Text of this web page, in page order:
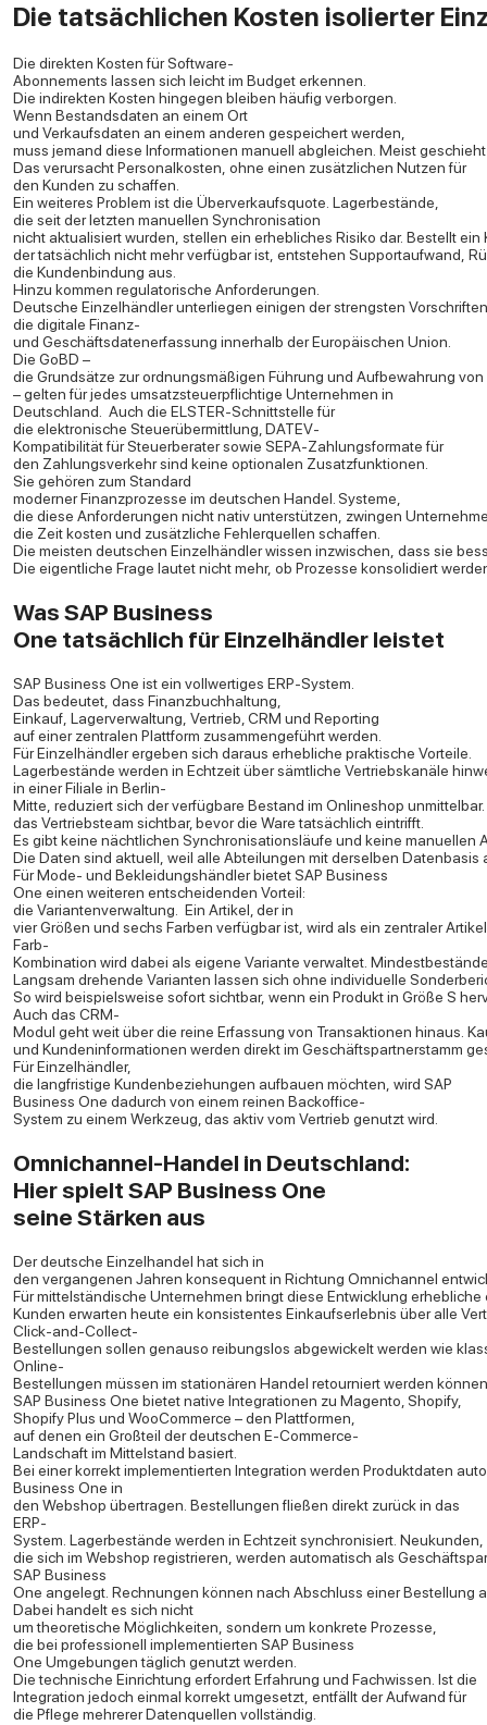
Die tatsächlichen Kosten isolierter
Die direkten Kosten für Software-
Abonnements lassen sich leicht im Budget erkennen.
Die indirekten Kosten hingegen bleiben häufig verborgen.
Wenn Bestandsdaten an einem Ort
und Verkaufsdaten an einem anderen gespeichert werden,
muss jemand diese Informationen manuell abgleichen. Meist
Das verursacht Personalkosten, ohne einen zusätzlichen Nutzen für
den Kunden zu schaffen.
Ein weiteres Problem ist die Überverkaufsquote. Lagerbestände,
die seit der letzten manuellen Synchronisation
nicht aktualisiert wurden, stellen ein erhebliches Risiko dar. Bestellt ein
der tatsächlich nicht mehr verfügbar ist, entstehen Supportaufwand,
die Kundenbindung aus.
Hinzu kommen regulatorische Anforderungen.
Deutsche Einzelhändler unterliegen einigen der strengsten
die digitale Finanz-
und Geschäftsdatenerfassung innerhalb der Europäischen Union.
Die GoBD –
die Grundsätze zur ordnungsmäßigen Führung und Aufbewahrung
– gelten für jedes umsatzsteuerpflichtige Unternehmen in
Deutschland. Auch die ELSTER-Schnittstelle für
die elektronische Steuerübermittlung, DATEV-
Kompatibilität für Steuerberater sowie SEPA-Zahlungsformate für
den Zahlungsverkehr sind keine optionalen Zusatzfunktionen.
Sie gehören zum Standard
moderner Finanzprozesse im deutschen Handel. Systeme,
die diese Anforderungen nicht nativ unterstützen, zwingen
die Zeit kosten und zusätzliche Fehlerquellen schaffen.
Die meisten deutschen Einzelhändler wissen inzwischen, dass sie
Die eigentliche Frage lautet nicht mehr, ob Prozesse konsolidiert
Was SAP Business
One tatsächlich für Einzelhändler leistet
SAP Business One ist ein vollwertiges ERP-System.
Das bedeutet, dass Finanzbuchhaltung,
Einkauf, Lagerverwaltung, Vertrieb, CRM und Reporting
auf einer zentralen Plattform zusammengeführt werden.
Für Einzelhändler ergeben sich daraus erhebliche praktische Vorteile.
Lagerbestände werden in Echtzeit über sämtliche Vertriebskanäle
in einer Filiale in Berlin-
Mitte, reduziert sich der verfügbare Bestand im Onlineshop
das Vertriebsteam sichtbar, bevor die Ware tatsächlich eintrifft.
Es gibt keine nächtlichen Synchronisationsläufe und keine manuellen
Die Daten sind aktuell, weil alle Abteilungen mit derselben Datenbasis
Für Mode- und Bekleidungshändler bietet SAP Business
One einen weiteren entscheidenden Vorteil:
die Variantenverwaltung. Ein Artikel, der in
vier Größen und sechs Farben verfügbar ist, wird als ein zentraler
Farb-
Kombination wird dabei als eigene Variante verwaltet.
Langsam drehende Varianten lassen sich ohne individuelle
So wird beispielsweise sofort sichtbar, wenn ein Produkt in Größe S
Auch das CRM-
Modul geht weit über die reine Erfassung von Transaktionen hinaus.
und Kundeninformationen werden direkt im Geschäftspartnerstamm
Für Einzelhändler,
die langfristige Kundenbeziehungen aufbauen möchten, wird SAP
Business One dadurch von einem reinen Backoffice-
System zu einem Werkzeug, das aktiv vom Vertrieb genutzt wird.
Omnichannel-Handel in Deutschland:
Hier spielt SAP Business One
seine Stärken aus
Der deutsche Einzelhandel hat sich in
den vergangenen Jahren konsequent in Richtung Omnichannel
Für mittelständische Unternehmen bringt diese Entwicklung
Kunden erwarten heute ein konsistentes Einkaufserlebnis über alle
Click-and-Collect-
Bestellungen sollen genauso reibungslos abgewickelt werden wie
Online-
Bestellungen müssen im stationären Handel retourniert werden
SAP Business One bietet native Integrationen zu Magento, Shopify,
Shopify Plus und WooCommerce – den Plattformen,
auf denen ein Großteil der deutschen E-Commerce-
Landschaft im Mittelstand basiert.
Bei einer korrekt implementierten Integration werden Produktdaten
Business One in
den Webshop übertragen. Bestellungen fließen direkt zurück in das
ERP-
System. Lagerbestände werden in Echtzeit synchronisiert. Neukunden,
die sich im Webshop registrieren, werden automatisch als
SAP Business
One angelegt. Rechnungen können nach Abschluss einer Bestellung
Dabei handelt es sich nicht
um theoretische Möglichkeiten, sondern um konkrete Prozesse,
die bei professionell implementierten SAP Business
One Umgebungen täglich genutzt werden.
Die technische Einrichtung erfordert Erfahrung und Fachwissen. Ist die
Integration jedoch einmal korrekt umgesetzt, entfällt der Aufwand für
die Pflege mehrerer Datenquellen vollständig.